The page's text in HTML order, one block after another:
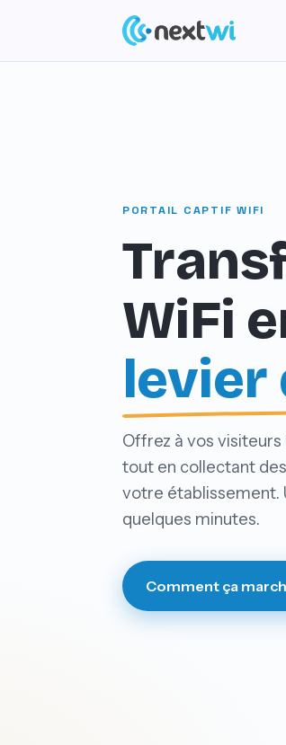
PORTAIL CAPTIF WIFI
WiFi
levier
Offrez à vos
tout en collectant
votre établissement.
quelques minutes.
Comment ça